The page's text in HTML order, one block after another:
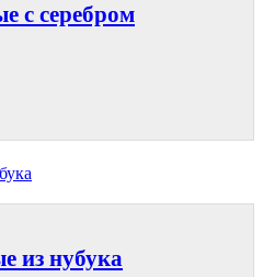
с серебром
из нубука